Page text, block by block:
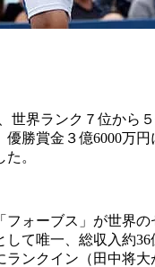
世界ランク７位から
優勝賞金３億6000万
。
フォーブス」が世界の
て唯一、総収入約36
ンクイン（田中将大